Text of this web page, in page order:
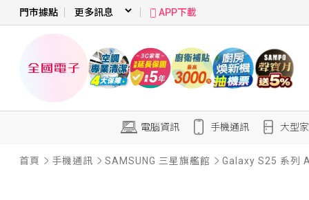
門市據點 APP下載
電腦資訊 手機通訊 大型
首頁 手機通訊 SAMSUNG 三星旗艦館 Galaxy S25 系列